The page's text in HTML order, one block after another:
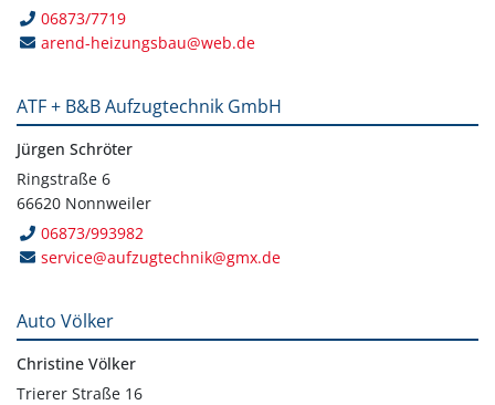
06873/7719
arend-heizungsbau@web.de
ATF + B&B Aufzugtechnik GmbH
Jürgen Schröter
Ringstraße 6
66620 Nonnweiler
06873/993982
service@aufzugtechnik@gmx.de
Auto Völker
Christine Völker
Trierer Straße 16